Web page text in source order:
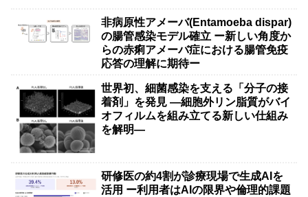
非病原性アメーバ(Entamoeba dispar)
の腸管感染モデル確立 ー新しい角度か
らの赤痢アメーバ症における腸管免疫
応答の理解に期待ー
世界初、細菌感染を支える「分子の接
着剤」を発見 ―細胞外リン脂質がバイ
オフィルムを組み立てる新しい仕組み
を解明―
研修医の約4割が診療現場で生成AIを
活用 ー利用者はAIの限界や倫理的課題